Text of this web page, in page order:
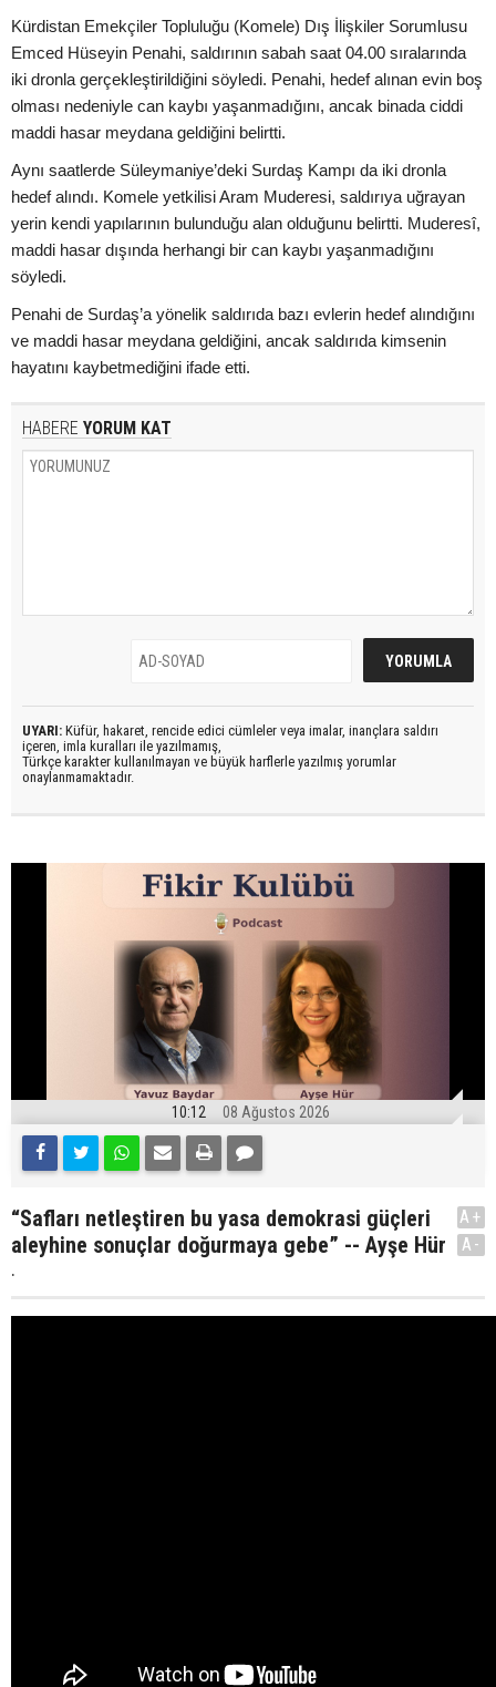
Kürdistan Emekçiler Topluluğu (Komele) Dış İlişkiler Sorumlusu
Emced Hüseyin Penahi, saldırının sabah saat 04.00 sıralarında
iki dronla gerçekleştirildiğini söyledi. Penahi, hedef alınan evin boş
olması nedeniyle can kaybı yaşanmadığını, ancak binada ciddi
maddi hasar meydana geldiğini belirtti.
Aynı saatlerde Süleymaniye’deki Surdaş Kampı da iki dronla
hedef alındı. Komele yetkilisi Aram Muderesi, saldırıya uğrayan
yerin kendi yapılarının bulunduğu alan olduğunu belirtti. Muderesî,
maddi hasar dışında herhangi bir can kaybı yaşanmadığını
söyledi.
Penahi de Surdaş’a yönelik saldırıda bazı evlerin hedef alındığını
ve maddi hasar meydana geldiğini, ancak saldırıda kimsenin
hayatını kaybetmediğini ifade etti.
HABERE YORUM KAT
UYARI: Küfür, hakaret, rencide edici cümleler veya imalar, inançlara saldırı
içeren, imla kuralları ile yazılmamış,
Türkçe karakter kullanılmayan ve büyük harflerle yazılmış yorumlar
onaylanmamaktadır.
10:12 08 Ağustos 2026
“Safları netleştiren bu yasa demokrasi güçleri
aleyhine sonuçlar doğurmaya gebe” -- Ayşe Hür
.
A+
A-